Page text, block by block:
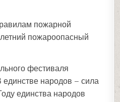
пожарной
пожароопасный
фестиваля
единстве народов – сила
единства народов